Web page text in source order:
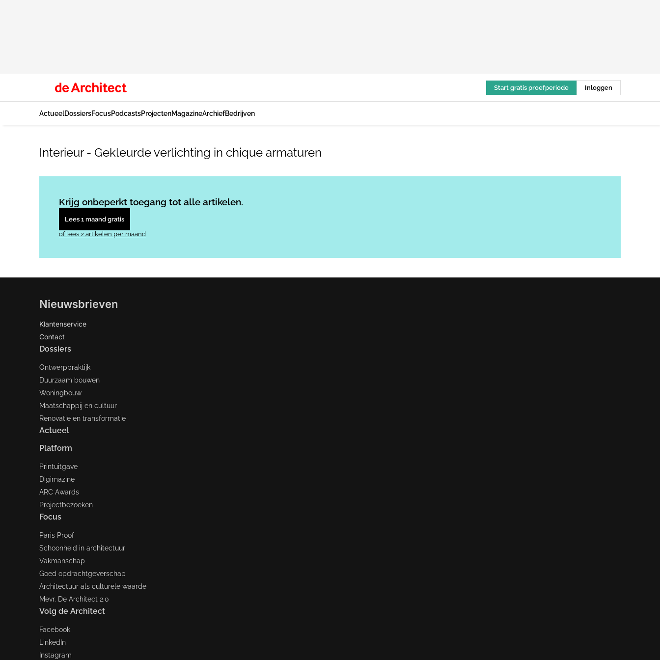
Start gratis proefperiode Inloggen
ActueelDossiersFocusPodcastsProjectenMagazineArchiefBedrijven
Interieur - Gekleurde verlichting in chique armaturen
Krijg onbeperkt toegang tot alle artikelen.
Lees 1 maand gratis
of lees 2 artikelen per maand
Nieuwsbrieven
Klantenservice
Contact
Dossiers
Ontwerppraktijk
Duurzaam bouwen
Woningbouw
Maatschappij en cultuur
Renovatie en transformatie
Actueel
Platform
Printuitgave
Digimazine
ARC Awards
Projectbezoeken
Focus
Paris Proof
Schoonheid in architectuur
Vakmanschap
Goed opdrachtgeverschap
Architectuur als culturele waarde
Mevr. De Architect 2.0
Volg de Architect
Facebook
LinkedIn
Instagram